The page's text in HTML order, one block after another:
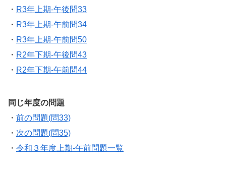
・ R3年上期-午後問33
・ R3年上期-午前問34
・ R3年上期-午前問50
・ R2年下期-午後問43
・ R2年下期-午前問44
同じ年度の問題
・ 前の問題(問33)
・ 次の問題(問35)
・ 令和３年度上期-午前問題一覧